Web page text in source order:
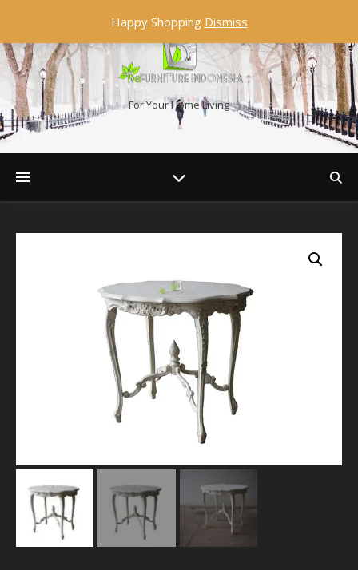
For Your Home Living
Happy Shopping Dismiss